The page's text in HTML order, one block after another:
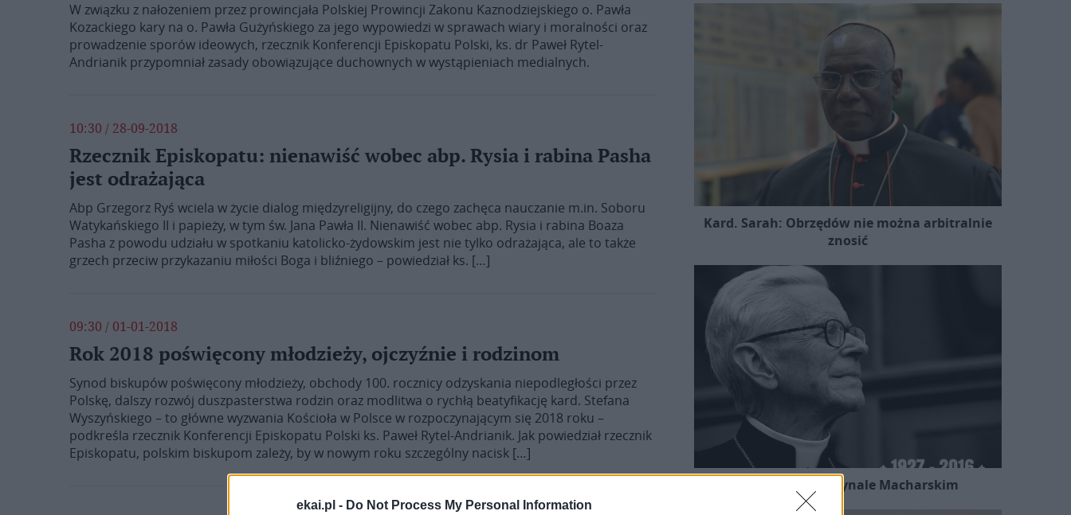
ekai.pl - Do Not Process My Personal Information
W związku z nałożeniem przez prowincjała Polskiej Prowincji Zakonu Kaznodziejskiego o. Pawła
Kozackiego kary na o. Pawła Gużyńskiego za jego wypowiedzi w sprawach wiary i moralności oraz
prowadzenie sporów ideowych, rzecznik Konferencji Episkopatu Polski, ks. dr Paweł Rytel-
Andrianik przypomniał zasady obowiązujące duchownych w wystąpieniach medialnych.
10:30 / 28-09-2018
Rzecznik Episkopatu: nienawiść wobec abp. Rysia i rabina Pasha
jest odrażająca
Abp Grzegorz Ryś wciela w życie dialog międzyreligijny, do czego zachęca nauczanie m.in. Soboru
Watykańskiego II i papieży, w tym św. Jana Pawła II. Nienawiść wobec abp. Rysia i rabina Boaza
Pasha z powodu udziału w spotkaniu katolicko-żydowskim jest nie tylko odrażająca, ale to także
grzech przeciw przykazaniu miłości Boga i bliźniego – powiedział ks. […]
09:30 / 01-01-2018
Rok 2018 poświęcony młodzieży, ojczyźnie i rodzinom
Synod biskupów poświęcony młodzieży, obchody 100. rocznicy odzyskania niepodległości przez
Polskę, dalszy rozwój duszpasterstwa rodzin oraz modlitwa o rychłą beatyfikację kard. Stefana
Wyszyńskiego – to główne wyzwania Kościoła w Polsce w rozpoczynającym się 2018 roku –
podkreśla rzecznik Konferencji Episkopatu Polski ks. Paweł Rytel-Andrianik. Jak powiedział rzecznik
Episkopatu, polskim biskupom zależy, by w nowym roku szczególny nacisk […]
Kard. Sarah: Obrzędów nie można arbitralnie
znosić
Kard. Ryś o kardynale Macharskim